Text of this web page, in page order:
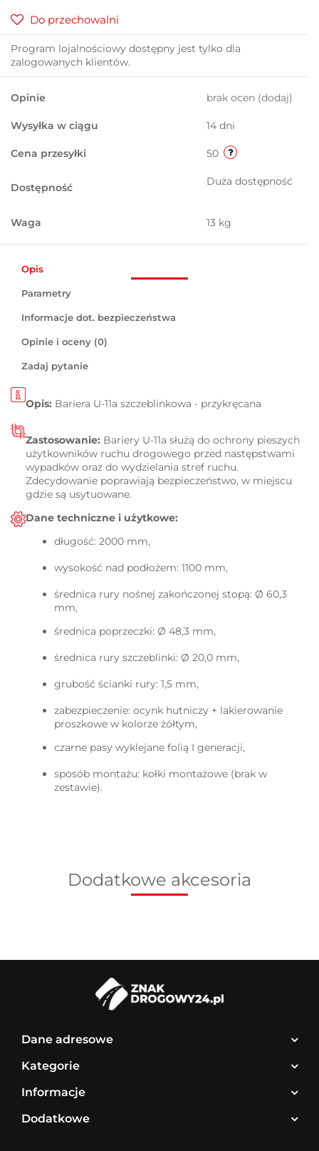
Do przechowalni
Program lojalnościowy dostępny jest tylko dla
zalogowanych klientów.
Opinie brak ocen (dodaj)
Wysyłka w ciągu 14 dni
Cena przesyłki 50
Dostępność Duża dostępność
Waga 13 kg
Opis
Parametry
Informacje dot. bezpieczeństwa
Opinie i oceny (0)
Zadaj pytanie
Opis: Bariera U-11a szczeblinkowa - przykręcana
Zastosowanie: Bariery U-11a służą do ochrony pieszych
użytkowników ruchu drogowego przed następstwami
wypadków oraz do wydzielania stref ruchu.
Zdecydowanie poprawiają bezpieczeństwo, w miejscu
gdzie są usytuowane.
Dane techniczne i użytkowe:
długość: 2000 mm,
wysokość nad podłożem: 1100 mm,
średnica rury nośnej zakończonej stopą: Ø 60,3
mm,
średnica poprzeczki: Ø 48,3 mm,
średnica rury szczeblinki: Ø 20,0 mm,
grubość ścianki rury: 1,5 mm,
zabezpieczenie: ocynk hutniczy + lakierowanie
proszkowe w kolorze żółtym,
czarne pasy wyklejane folią I generacji,
sposób montażu: kołki montażowe (brak w
zestawie).
Dodatkowe akcesoria
Dane adresowe
Kategorie
Informacje
Dodatkowe